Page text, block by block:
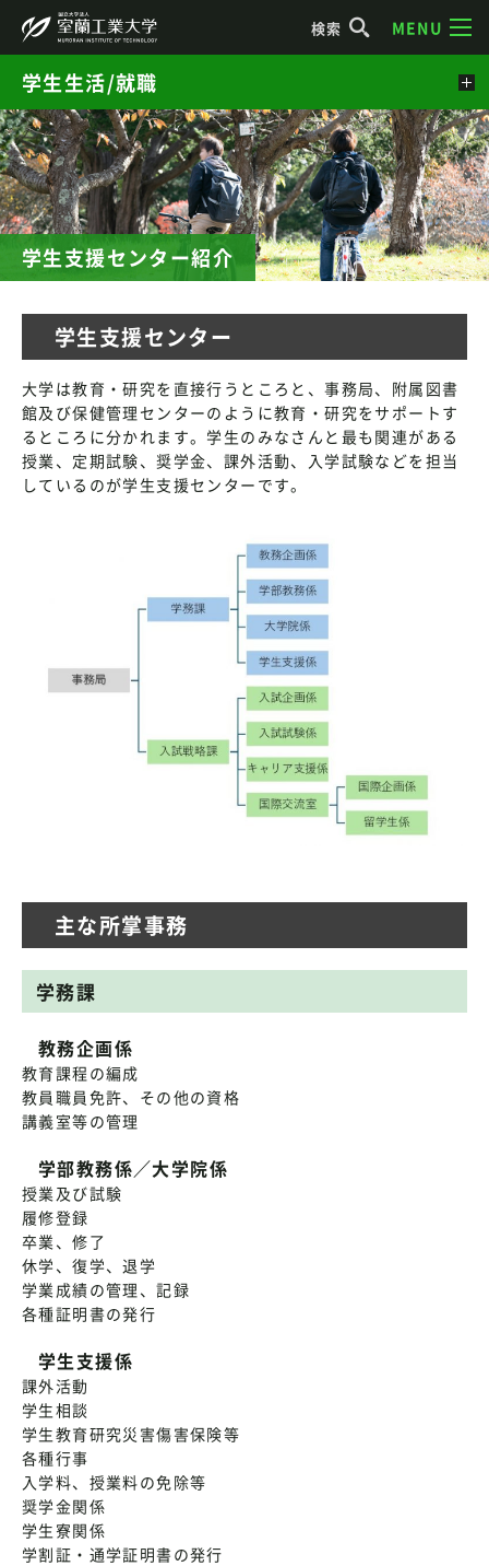
検索 MENU
学生支援センター紹介
学生支援センター
大学は教育・研究を直接行うところと、事務局、附属図書
館及び保健管理センターのように教育・研究をサポートす
るところに分かれます。学生のみなさんと最も関連がある
授業、定期試験、奨学金、課外活動、入学試験などを担当
しているのが学生支援センターです。
主な所掌事務
学務課
教務企画係
教育課程の編成
教員職員免許、その他の資格
講義室等の管理
学部教務係／大学院係
授業及び試験
履修登録
卒業、修了
休学、復学、退学
学業成績の管理、記録
各種証明書の発行
学生支援係
課外活動
学生相談
学生教育研究災害傷害保険等
各種行事
入学料、授業料の免除等
奨学金関係
学生寮関係
学割証・通学証明書の発行
学生生活/就職